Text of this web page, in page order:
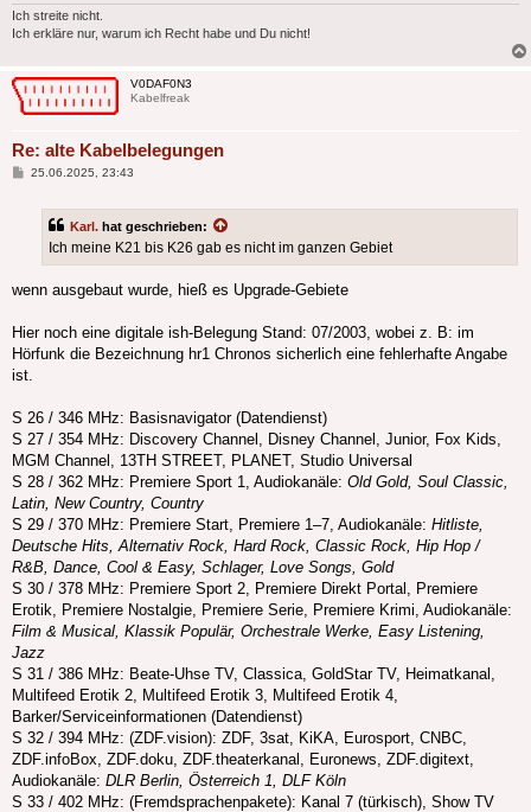
Ich streite nicht.
Ich erkläre nur, warum ich Recht habe und Du nicht!
V0DAF0N3
Kabelfreak
Re: alte Kabelbelegungen
Beitrag
25.06.2025, 23:43
Karl. hat geschrieben:
Ich meine K21 bis K26 gab es nicht im ganzen Gebiet
wenn ausgebaut wurde, hieß es Upgrade-Gebiete
Hier noch eine digitale ish-Belegung Stand: 07/2003, wobei z. B: im
Hörfunk die Bezeichnung hr1 Chronos sicherlich eine fehlerhafte Angabe
ist.
S 26 / 346 MHz: Basisnavigator (Datendienst)
S 27 / 354 MHz: Discovery Channel, Disney Channel, Junior, Fox Kids,
MGM Channel, 13TH STREET, PLANET, Studio Universal
S 28 / 362 MHz: Premiere Sport 1, Audiokanäle: Old Gold, Soul Classic,
Latin, New Country, Country
S 29 / 370 MHz: Premiere Start, Premiere 1–7, Audiokanäle: Hitliste,
Deutsche Hits, Alternativ Rock, Hard Rock, Classic Rock, Hip Hop /
R&B, Dance, Cool & Easy, Schlager, Love Songs, Gold
S 30 / 378 MHz: Premiere Sport 2, Premiere Direkt Portal, Premiere
Erotik, Premiere Nostalgie, Premiere Serie, Premiere Krimi, Audiokanäle:
Film & Musical, Klassik Populär, Orchestrale Werke, Easy Listening,
Jazz
S 31 / 386 MHz: Beate-Uhse TV, Classica, GoldStar TV, Heimatkanal,
Multifeed Erotik 2, Multifeed Erotik 3, Multifeed Erotik 4,
Barker/Serviceinformationen (Datendienst)
S 32 / 394 MHz: (ZDF.vision): ZDF, 3sat, KiKA, Eurosport, CNBC,
ZDF.infoBox, ZDF.doku, ZDF.theaterkanal, Euronews, ZDF.digitext,
Audiokanäle: DLR Berlin, Österreich 1, DLF Köln
S 33 / 402 MHz: (Fremdsprachenpakete): Kanal 7 (türkisch), Show TV